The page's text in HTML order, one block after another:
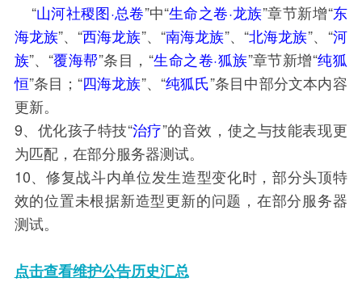
“山河社稷图·总卷”中“生命之卷·龙族”章节新增“东
海龙族”、“西海龙族”、“南海龙族”、“北海龙族”、“河
族”、“覆海帮”条目，“生命之卷·狐族”章节新增“纯狐
恒”条目；“四海龙族”、“纯狐氏”条目中部分文本内容
更新。
9、优化孩子特技“治疗”的音效，使之与技能表现更
为匹配，在部分服务器测试。
10、修复战斗内单位发生造型变化时，部分头顶特
效的位置未根据新造型更新的问题，在部分服务器
测试。
点击查看维护公告历史汇总